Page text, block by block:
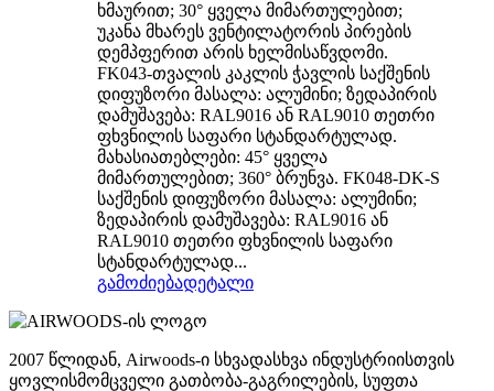
ხმაურით; 30° ყველა მიმართულებით;
უკანა მხარეს ვენტილატორის პირების
დემპფერით არის ხელმისაწვდომი.
FK043-თვალის კაკლის ჭავლის საქშენის
დიფუზორი მასალა: ალუმინი; ზედაპირის
დამუშავება: RAL9016 ან RAL9010 თეთრი
ფხვნილის საფარი სტანდარტულად.
მახასიათებლები: 45° ყველა
მიმართულებით; 360° ბრუნვა. FK048-DK-S
საქშენის დიფუზორი მასალა: ალუმინი;
ზედაპირის დამუშავება: RAL9016 ან
RAL9010 თეთრი ფხვნილის საფარი
სტანდარტულად...
გამოძიებადეტალი
2007 წლიდან, Airwoods-ი სხვადასხვა ინდუსტრიისთვის
ყოვლისმომცველი გათბობა-გაგრილების, სუფთა